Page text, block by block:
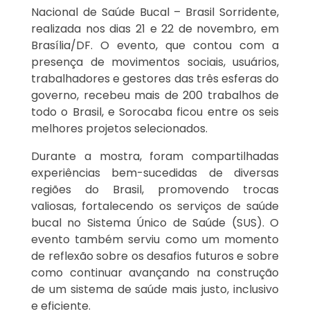
Nacional de Saúde Bucal – Brasil Sorridente,
realizada nos dias 21 e 22 de novembro, em
Brasília/DF. O evento, que contou com a
presença de movimentos sociais, usuários,
trabalhadores e gestores das três esferas do
governo, recebeu mais de 200 trabalhos de
todo o Brasil, e Sorocaba ficou entre os seis
melhores projetos selecionados.
Durante a mostra, foram compartilhadas
experiências bem-sucedidas de diversas
regiões do Brasil, promovendo trocas
valiosas, fortalecendo os serviços de saúde
bucal no Sistema Único de Saúde (SUS). O
evento também serviu como um momento
de reflexão sobre os desafios futuros e sobre
como continuar avançando na construção
de um sistema de saúde mais justo, inclusivo
e eficiente.